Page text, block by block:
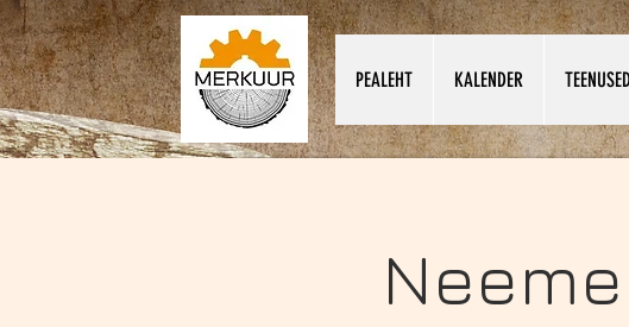
PEALEHT KALENDER